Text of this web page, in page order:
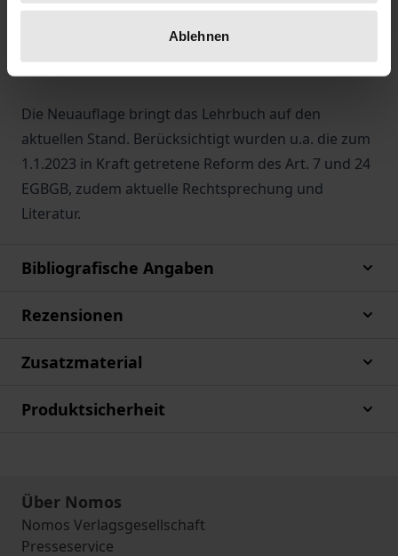
Ablehnen
Prüfungsschema zur Bearbeitung von Klausuren
sowie Wiederholungs- und Vertiefungsfragen
runden das Lehrbuch ab.
Die Neuauflage bringt das Lehrbuch auf den
aktuellen Stand. Berücksichtigt wurden u.a. die zum
1.1.2023 in Kraft getretene Reform des Art. 7 und 24
EGBGB, zudem aktuelle Rechtsprechung und
Literatur.
Bibliografische Angaben
Rezensionen
Zusatzmaterial
Produktsicherheit
Über Nomos
Nomos Verlagsgesellschaft
Presseservice